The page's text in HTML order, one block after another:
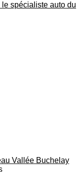
spécialiste auto du
Vallée Buchelay